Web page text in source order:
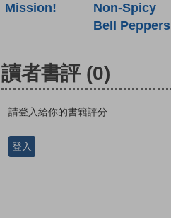
Mission!
Non-Spicy
Bell Peppers
讀者書評 (0)
請登入給你的書籍評分
登入